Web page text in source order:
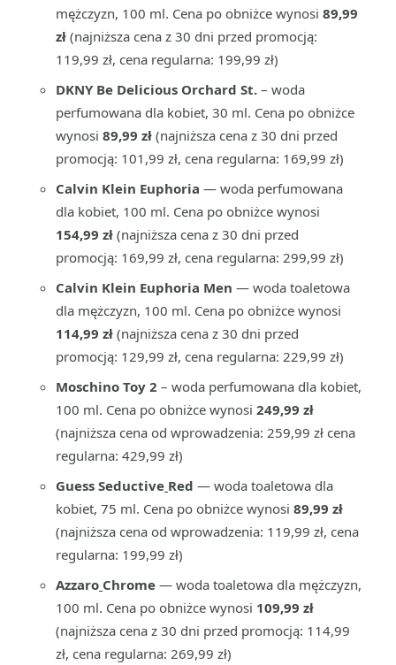
mężczyzn, 100 ml. Cena po obniżce wynosi 89,99
zł (najniższa cena z 30 dni przed promocją:
119,99 zł, cena regularna: 199,99 zł)
DKNY Be Delicious Orchard St. – woda
perfumowana dla kobiet, 30 ml. Cena po obniżce
wynosi 89,99 zł (najniższa cena z 30 dni przed
promocją: 101,99 zł, cena regularna: 169,99 zł)
Calvin Klein Euphoria — woda perfumowana
dla kobiet, 100 ml. Cena po obniżce wynosi
154,99 zł (najniższa cena z 30 dni przed
promocją: 169,99 zł, cena regularna: 299,99 zł)
Calvin Klein Euphoria Men — woda toaletowa
dla mężczyzn, 100 ml. Cena po obniżce wynosi
114,99 zł (najniższa cena z 30 dni przed
promocją: 129,99 zł, cena regularna: 229,99 zł)
Moschino Toy 2 – woda perfumowana dla kobiet,
100 ml. Cena po obniżce wynosi 249,99 zł
(najniższa cena od wprowadzenia: 259,99 zł cena
regularna: 429,99 zł)
Guess Seductive Red — woda toaletowa dla
kobiet, 75 ml. Cena po obniżce wynosi 89,99 zł
(najniższa cena od wprowadzenia: 119,99 zł, cena
regularna: 199,99 zł)
Azzaro Chrome — woda toaletowa dla mężczyzn,
100 ml. Cena po obniżce wynosi 109,99 zł
(najniższa cena z 30 dni przed promocją: 114,99
zł, cena regularna: 269,99 zł)